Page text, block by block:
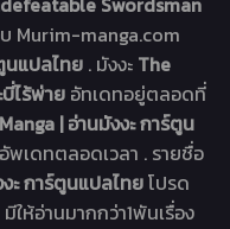
Murim-manga.com
นแปลไทย . มังงะ The
ไร้พ่าย อัทเดทอยู่ตลอดที่
| อ่านมังงะ การ์ตูน
เดทตลอดเวลา . รายชื่อ
ะ การ์ตูนแปลไทยโปรด
ให้อ่านมากกว่า1พันเรื่อง